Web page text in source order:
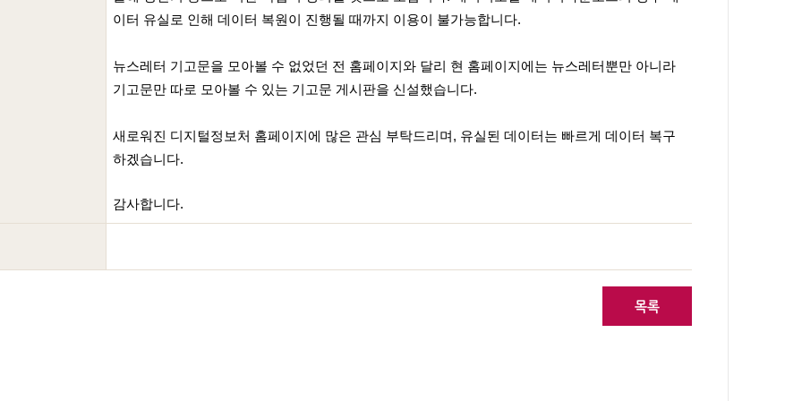
이터 유실로 인해 데이터 복원이 진행될 때까지 이용이 불가능합니다.
뉴스레터 기고문을 모아볼 수 없었던 전 홈페이지와 달리 현 홈페이지에는 뉴스레터뿐만 아니라
기고문만 따로 모아볼 수 있는 기고문 게시판을 신설했습니다.
새로워진 디지털정보처 홈페이지에 많은 관심 부탁드리며, 유실된 데이터는 빠르게 데이터 복구
하겠습니다.
감사합니다.
목록